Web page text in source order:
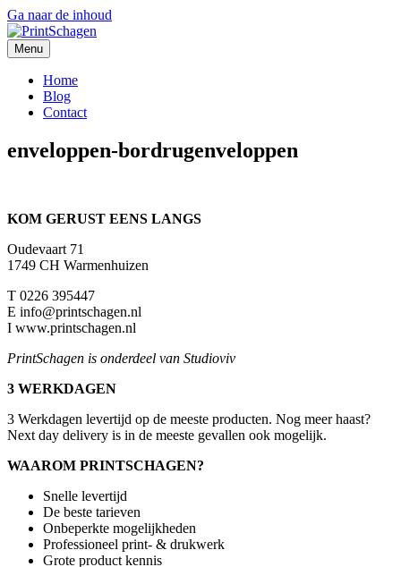
Ga naar de inhoud
Menu
Home
Blog
Contact
enveloppen-bordrugenveloppen
KOM GERUST EENS LANGS
Oudevaart 71
1749 CH Warmenhuizen
T 0226 395447
E info@printschagen.nl
I www.printschagen.nl
PrintSchagen is onderdeel van Studioviv
3 WERKDAGEN
3 Werkdagen levertijd op de meeste producten. Nog meer haast?
Next day delivery is in de meeste gevallen ook mogelijk.
WAAROM PRINTSCHAGEN?
Snelle levertijd
De beste tarieven
Onbeperkte mogelijkheden
Professioneel print- & drukwerk
Grote product kennis